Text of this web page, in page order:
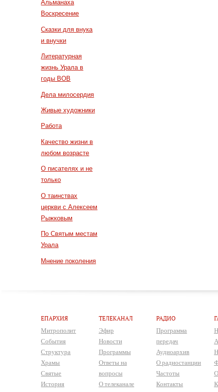
Альманаха
Воскресение
Сказки для внука
и внучки
Литературная
жизнь Урала в
годы ВОВ
Дела милосердия
Живые художники
Работа
Качество жизни в
любом возрасте
О писателях и не
только
О таинствах
церкви с Алексеем
Рыжковым
По Святым местам
Урала
Мнение поколения
ЕПАРХИЯ
Митрополит
События
Структура
Храмы
Святые
История
ТЕЛЕКАНАЛ
Эфир
Новости
Программы
Ответы на
вопросы
О телеканале
РАДИО
Программа
передач
Аудиоархив
О радиостанции
Частоты
Контакты